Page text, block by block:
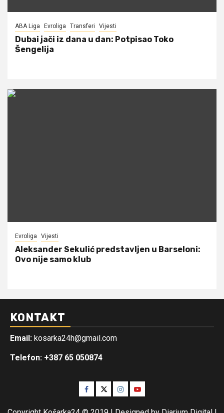
ABA Liga Evroliga Transferi Vijesti
Dubai jači iz dana u dan: Potpisao Toko
Šengelija
Evroliga Vijesti
Aleksander Sekulić predstavljen u Barseloni:
Ovo nije samo klub
KONTAKT
Email: kosarka24h@gmail.com
Telefon: +387 65 050874
Facebook
TwitterInstagram
Youtube